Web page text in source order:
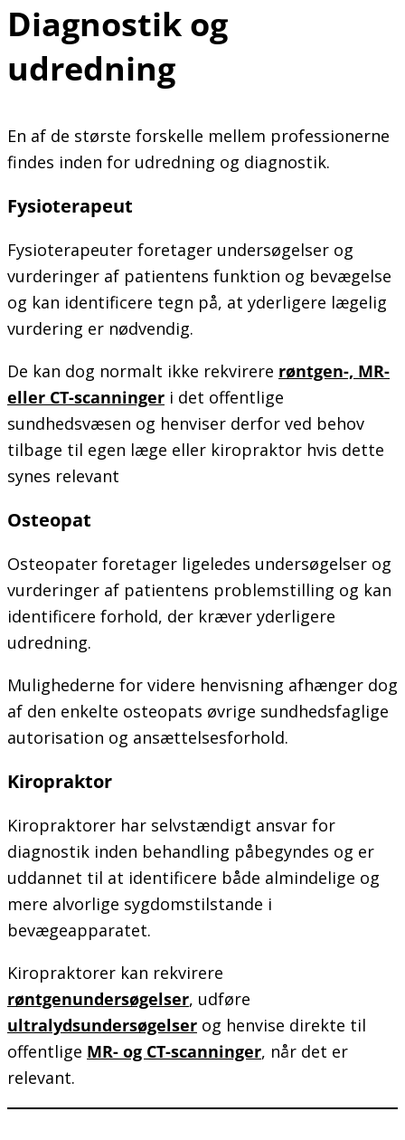
Diagnostik og
udredning
En af de største forskelle mellem professionerne
findes inden for udredning og diagnostik.
Fysioterapeut
Fysioterapeuter foretager undersøgelser og
vurderinger af patientens funktion og bevægelse
og kan identificere tegn på, at yderligere lægelig
vurdering er nødvendig.
De kan dog normalt ikke rekvirere røntgen-, MR-
eller CT-scanninger i det offentlige
sundhedsvæsen og henviser derfor ved behov
tilbage til egen læge eller kiropraktor hvis dette
synes relevant
Osteopat
Osteopater foretager ligeledes undersøgelser og
vurderinger af patientens problemstilling og kan
identificere forhold, der kræver yderligere
udredning.
Mulighederne for videre henvisning afhænger dog
af den enkelte osteopats øvrige sundhedsfaglige
autorisation og ansættelsesforhold.
Kiropraktor
Kiropraktorer har selvstændigt ansvar for
diagnostik inden behandling påbegyndes og er
uddannet til at identificere både almindelige og
mere alvorlige sygdomstilstande i
bevægeapparatet.
Kiropraktorer kan rekvirere
røntgenundersøgelser, udføre
ultralydsundersøgelser og henvise direkte til
offentlige MR- og CT-scanninger, når det er
relevant.